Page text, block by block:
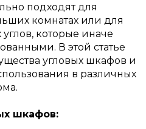
подходят для
комнатах или для
которые иначе
В этой статье
угловых шкафов и
в различных
шкафов: